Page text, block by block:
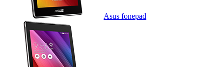
Asus fonepad